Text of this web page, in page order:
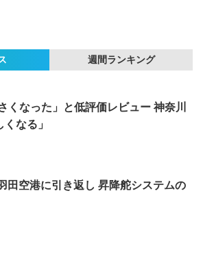
週間ランキング
くなった」と低評価レビュー 神奈川
なる」
田空港に引き返し 昇降舵システムの